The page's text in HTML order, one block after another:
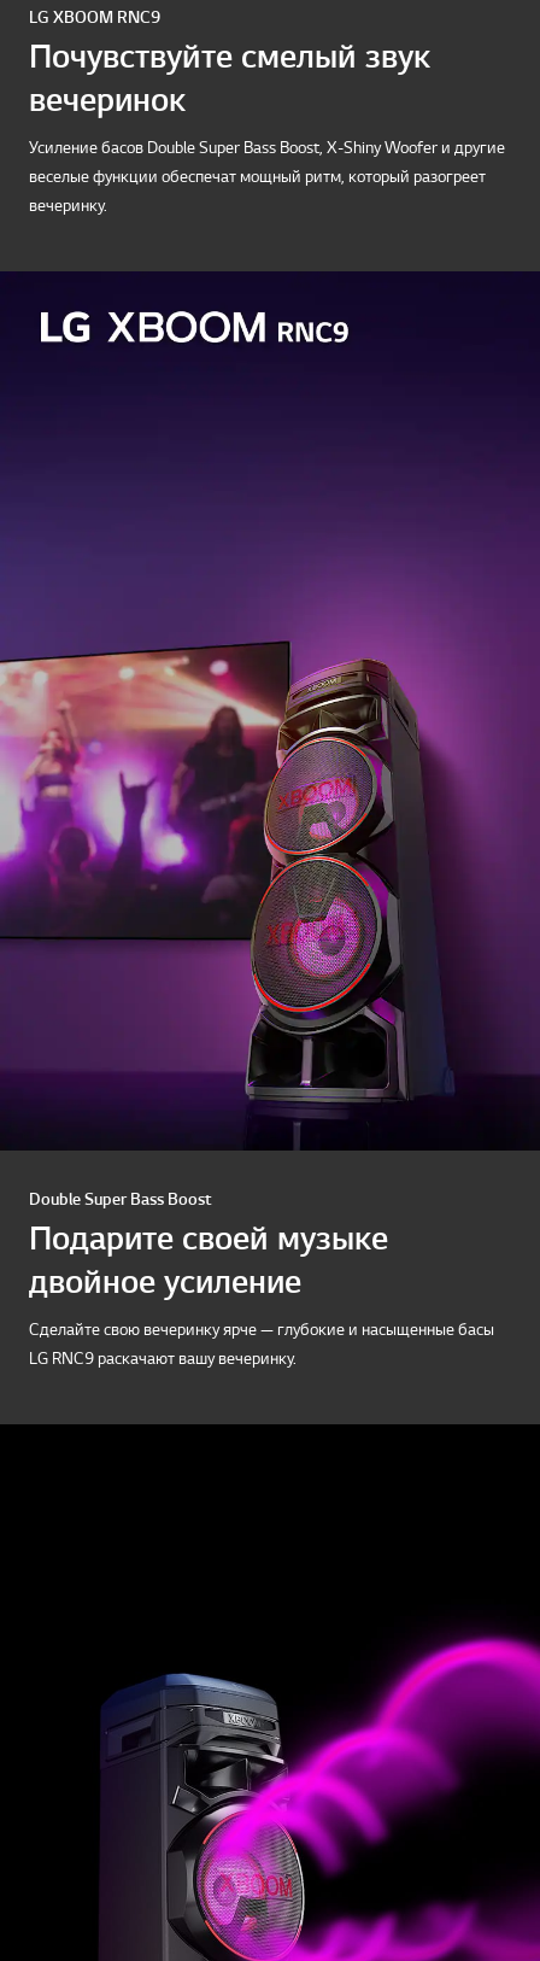
LG XBOOM RNC9
Почувствуйте смелый звук
вечеринок
Усиление басов Double Super Bass Boost, X-Shiny Woofer и другие
веселые функции обеспечат мощный ритм, который разогреет
вечеринку.
Double Super Bass Boost
Подарите своей музыке
двойное усиление
Сделайте свою вечеринку ярче — глубокие и насыщенные басы
LG RNC9 раскачают вашу вечеринку.